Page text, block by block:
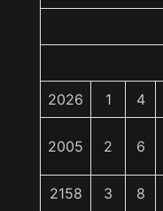
2026 1 4
2005 2 6
2158 3 8